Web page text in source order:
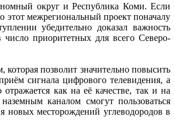
округ и Республика Коми. Если
этот межрегиональный проект поначалу
убедительно доказал важность
число приоритетных для всего Северо-
позволит значительно повысить
сигнала цифрового телевидения, а
как на её качестве, так и на
каналом смогут пользоваться
новых месторождений углеводородов в